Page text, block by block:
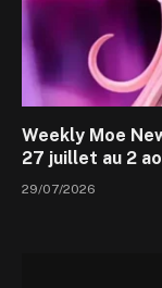
Weekly Moe
27 juillet au 2
29/07/2026